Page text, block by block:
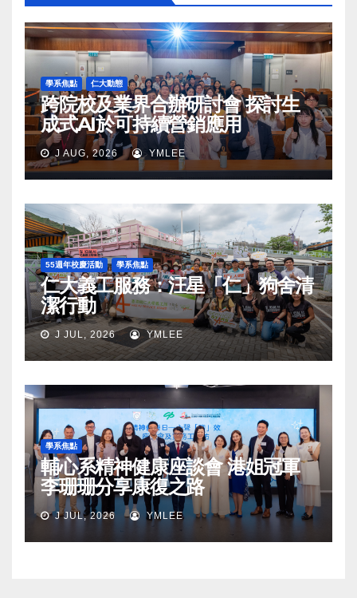
學系焦點 仁大動態
跨院校及業界合辦研討會 探討生
成式AI於可持續營銷應用
J AUG, 2026 YMLEE
55週年校慶活動 學系焦點
仁大義工服務：汪星「仁」狗舍清
潔行動
J JUL, 2026 YMLEE
學系焦點
輔心系精神健康座談會 港姐冠軍
李珊珊分享康復之路
J JUL, 2026 YMLEE